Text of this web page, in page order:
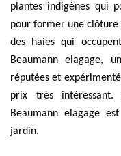
plantes indigènes qui
pour former une clôture
des haies qui
Beaumann elagage,
réputées et
prix très intéressant.
Beaumann elagage
jardin.